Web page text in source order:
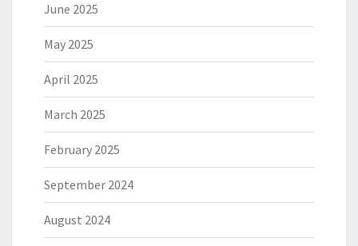
June 2025
May 2025
April 2025
March 2025
February 2025
September 2024
August 2024